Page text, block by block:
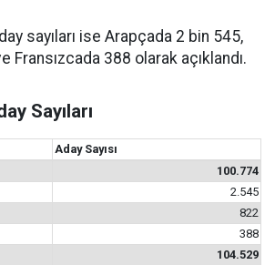
sayıları ise Arapçada 2 bin 545,
Fransızcada 388 olarak açıklandı.
Sayıları
Aday Sayısı
100.774
2.545
822
388
104.529